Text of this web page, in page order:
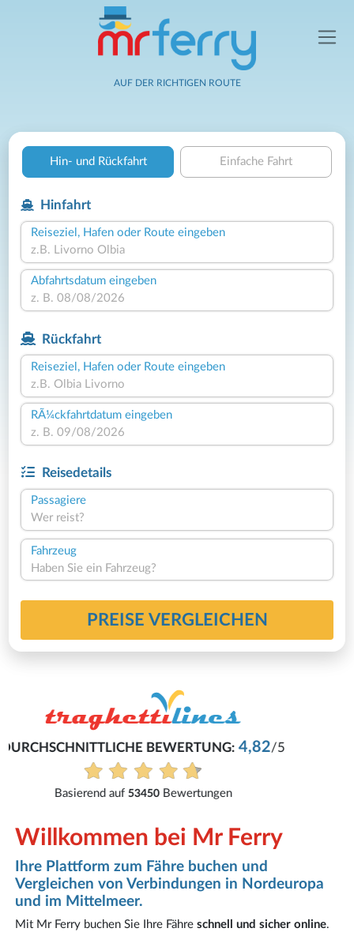
AUF DER RICHTIGEN ROUTE
Hin- und Rückfahrt Einfache Fahrt
Hinfahrt
Reiseziel, Hafen oder Route eingeben
Abfahrtsdatum eingeben
Rückfahrt
Reiseziel, Hafen oder Route eingeben
RÃ¼ckfahrtdatum eingeben
Reisedetails
Passagiere
Wer reist?
Fahrzeug
Haben Sie ein Fahrzeug?
PREISE VERGLEICHEN
René
Eifach und problemlos.
Alle Bewertungen anzeigen
Willkommen bei Mr Ferry
Ihre Plattform zum Fähre buchen und
Vergleichen von Verbindungen in Nordeuropa
und im Mittelmeer.
Mit Mr Ferry buchen Sie Ihre Fähre schnell und sicher online.